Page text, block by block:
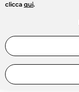
clicca qui.